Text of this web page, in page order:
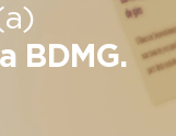
BDMG.